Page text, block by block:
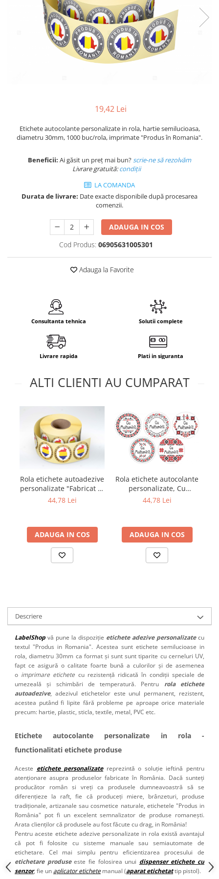
Plicuri de carton
Plicuri cu bule
Plicuri ecommerce
Pungi si sacose
19,42 Lei
Etichete autocolante personalizate in rola, hartie semilucioasa,
diametru 30mm, 1000 buc/rola, imprimate "Produs în Romania".
Beneficii: Ai găsit un preț mai bun?scrie-ne să rezolvăm
Livrare gratuită:condiții
LA COMANDA
Durata de livrare: Date exacte disponibile după procesarea
comenzii.
ADAUGA IN COS
Cod Produs: 06905631005301
Adauga la Favorite
Consultanta tehnica Solutii complete
Livrare rapida Plati in siguranta
ALTI CLIENTI AU CUMPARAT
Rola etichete autoadezive
personalizate "Fabricat in
Romania", diametru 40
44,78 Lei
ADAUGA IN COS
Rola etichete autocolante
personalizate, Cu
multumiri!, diametru 40
44,78 Lei
ADAUGA IN COS
Descriere
LabelShop vă pune la dispoziție etichete adezive personalizatecu
textul "Produs in Romania". Acestea sunt etichete semilucioase in
rola, diametru 30mm ca format și sunt sunt tiparite cu cerneluri UV,
fapt ce asigură o calitate foarte bună a culorilor și de asemenea
o imprimare etichete cu rezistență ridicată în condiții speciale de
umezeală și schimbări de temperatură. Pentru rola etichete
autoadezive, adezivul etichetelor este unul permanent, rezistent,
acestea putând fi lipite fără probleme pe aproape orice materiale
precum: hartie, plastic, sticla, textile, metal, PVC etc.
Etichete autocolante personalizate in rola -
functionalitati etichete produse
Aceste etichete personalizatereprezintă o soluție ieftină pentru
atenționare asupra produselor fabricate în România. Dacă sunteți
producător român si vreți ca produsele dumneavoastră să se
diferențieze la raft, fie că produceți miere, brânzeturi, produse
tradiționale, artizanale sau cosmetice naturale, etichetele "Produs in
România" pot fi un excelent semnalizator de produse romanești.
Arata clienților că produsele au fost făcute cu drag, in România!
Pentru aceste etichete adezive personalizate in rola există avantajul
că pot fi folosite cu sisteme manuale sau semiautomate de
etichetare. Cel mai simplu pentru eficientizarea procesului de
etichetare produseeste fie folosirea unui dispenser etichete cu
senzor, fie un aplicator etichetemanual (aparat etichetattip pistol).